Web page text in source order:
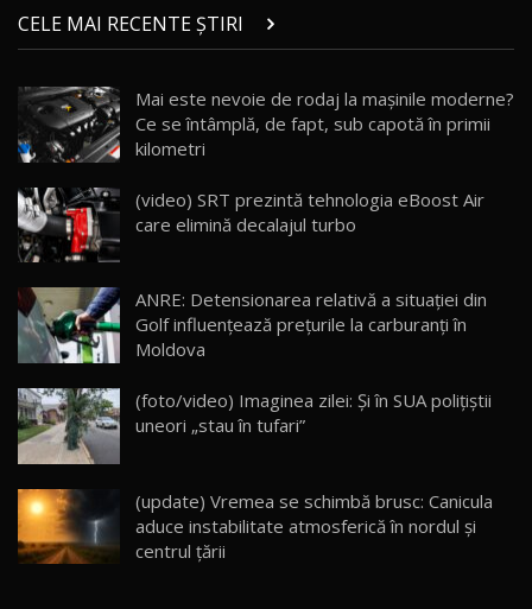
chinez care face lumea să se întoarcă după el
/ AutoBlog.MD
17:27
15 14:37
16
AutoBlogMD
13:10
17 20:06
30:08
AutoBlog.MD
23:36
20
Noul ZEEKR 7X / Test Drive AutoBlog.MD
29:08
CELE MAI RECENTE ȘTIRI
Mai este nevoie de rodaj la mașinile moderne?
Ce se întâmplă, de fapt, sub capotă în primii
kilometri
(video) SRT prezintă tehnologia eBoost Air
care elimină decalajul turbo
ANRE: Detensionarea relativă a situației din
Golf influențează prețurile la carburanți în
Moldova
(foto/video) Imaginea zilei: Și în SUA polițiștii
uneori „stau în tufari”
(update) Vremea se schimbă brusc: Canicula
aduce instabilitate atmosferică în nordul și
centrul țării